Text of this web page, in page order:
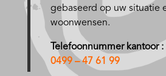
gebaseerd op uw situatie
woonwensen.
Telefoonnummer kantoor :
0499 – 47 61 99